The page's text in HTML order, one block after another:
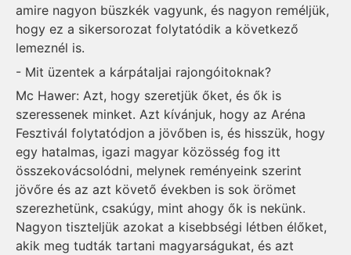
amire nagyon büszkék vagyunk, és nagyon reméljük,
hogy ez a sikersorozat folytatódik a következő
lemeznél is.
- Mit üzentek a kárpátaljai rajongóitoknak?
Mc Hawer: Azt, hogy szeretjük őket, és ők is
szeressenek minket. Azt kívánjuk, hogy az Aréna
Fesztivál folytatódjon a jövőben is, és hisszük, hogy
egy hatalmas, igazi magyar közösség fog itt
összekovácsolódni, melynek reményeink szerint
jövőre és az azt követő években is sok örömet
szerezhetünk, csakúgy, mint ahogy ők is nekünk.
Nagyon tiszteljük azokat a kisebbségi létben élőket,
akik meg tudták tartani magyarságukat, és azt